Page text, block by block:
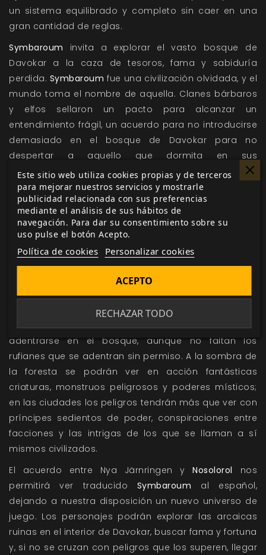
un sistema equilibrado y completo sin caer en una
gran cantidad de reglas.
Symbaroum invita a explorar el vasto bosque de
Davokar a la caza de tesoros, fama y sabiduría
perdida. Symbaroum fue una civilización olvidada, y el
mundo toma el nombre de aquella. Clanes bárbaros
y elfos sellaron un pacto para alcanzar un
entendimiento frágil, un acuerdo para no introducirse
demasiado en el bosque de Davokar para no
despertar a aquello que dormita en sus
profundidades. A la sombra del inmenso bosque, una
civilización sureña que huye de las guerras en su
hogar intenta crear una nueva nación, guiados por
Korinthia, su reina. Este mundo está repleto de lugares
de interés, como la ciudad capitalina Yndaros o el
asentamiento bárbaro Karvosti. Thistle Hold es una de
las ciudades desde la que las expediciones
autorizadas parten hacia lo desconocido... si tienen
suerte, conseguirán volver al mismo lugar por su
propio pie. Los aventureros que buscan tesoros y
grandes gestas necesitan una licencia para
adentrarse en el bosque, aunque no faltan los
rufianes que se adentran sin permiso. A la sombra de
la foresta se podrán ver en acción fantásticas
criaturas, monstruos peligrosos y poderes místicos;
en las ciudades los peligros tendrán más que ver con
príncipes sedientos de poder, conspiraciones entre
facciones y las intrigas de los que se llaman a sí
mismos civilizados.
El acuerdo entre Nya Järnringen yNosolorol nos
permitirá ver traducido Symbaroum al español,
dejando a nuestra disposición un nuevo universo de
juego. Los personajes podrán explorar las arcaicas
ruinas en el interior de Davokar, buscar fama y fortuna
y, si no se cruzan con peligros que los superen, llegar
Este sitio web utiliza cookies propias y de terceros
para mejorar nuestros servicios y mostrarle
publicidad relacionada con sus preferencias
mediante el análisis de sus hábitos de
navegación. Para dar su consentimiento sobre su
uso pulse el botón Acepto.
Política de cookies Personalizar cookies
RECHAZAR TODO
ACEPTO